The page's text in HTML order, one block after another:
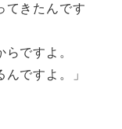
てきたんです
ですよ。
ですよ。」